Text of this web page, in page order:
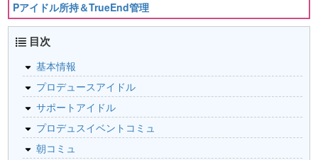
Pアイドル所持＆TrueEnd管理
目次
基本情報
プロデュースアイドル
サポートアイドル
プロデュスイベントコミュ
朝コミュ